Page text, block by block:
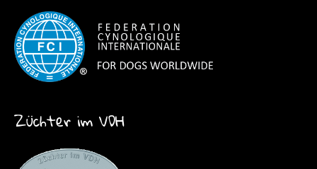
Züchter im VDH